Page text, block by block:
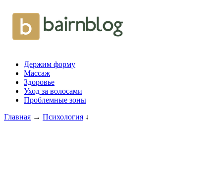
Держим форму
Массаж
Здоровье
Уход за волосами
Проблемные зоны
Главная → Психология ↓